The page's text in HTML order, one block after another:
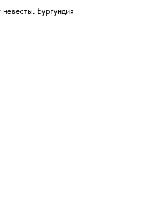
невесты. Бургундия